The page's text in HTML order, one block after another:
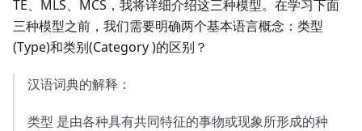
TE、MLS、MCS，我将详细介绍这三种模型。在学习下面
三种模型之前，我们需要明确两个基本语言概念：类型
(Type)和类别(Category )的区别？
汉语词典的解释：
类型 是由各种具有共同特征的事物或现象所形成的种